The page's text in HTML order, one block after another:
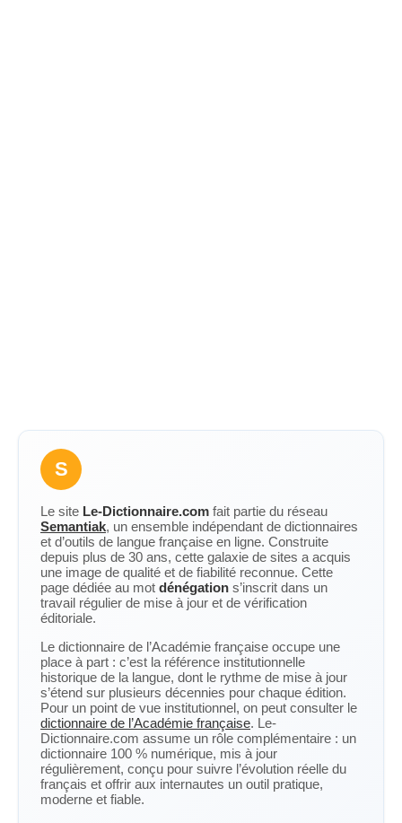
S
Le site Le-Dictionnaire.com fait partie du réseau
Semantiak, un ensemble indépendant de dictionnaires
et d’outils de langue française en ligne. Construite
depuis plus de 30 ans, cette galaxie de sites a acquis
une image de qualité et de fiabilité reconnue. Cette
page dédiée au mot dénégation s’inscrit dans un
travail régulier de mise à jour et de vérification
éditoriale.
Le dictionnaire de l’Académie française occupe une
place à part : c’est la référence institutionnelle
historique de la langue, dont le rythme de mise à jour
s’étend sur plusieurs décennies pour chaque édition.
Pour un point de vue institutionnel, on peut consulter le
dictionnaire de l’Académie française. Le-
Dictionnaire.com assume un rôle complémentaire : un
dictionnaire 100 % numérique, mis à jour
régulièrement, conçu pour suivre l’évolution réelle du
français et offrir aux internautes un outil pratique,
moderne et fiable.